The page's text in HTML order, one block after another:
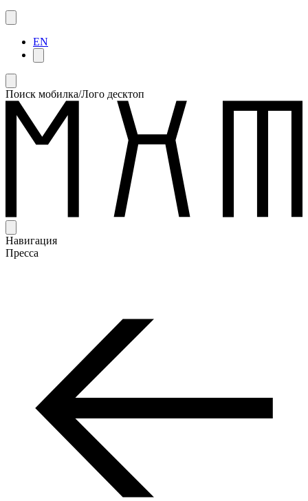
EN
Поиск мобилка/Лого десктоп
Навигация
Пресса